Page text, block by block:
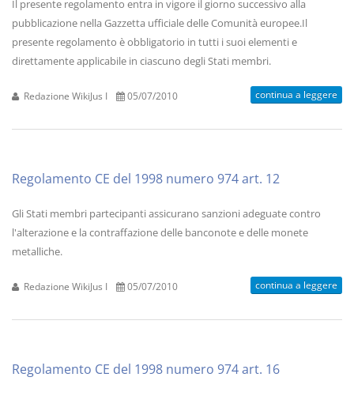
Il presente regolamento entra in vigore il giorno successivo alla
pubblicazione nella Gazzetta ufficiale delle Comunità europee.Il
presente regolamento è obbligatorio in tutti i suoi elementi e
direttamente applicabile in ciascuno degli Stati membri.
Redazione WikiJus I 05/07/2010 continua a leggere
Regolamento CE del 1998 numero 974 art. 12
Gli Stati membri partecipanti assicurano sanzioni adeguate contro
l'alterazione e la contraffazione delle banconote e delle monete
metalliche.
Redazione WikiJus I 05/07/2010 continua a leggere
Regolamento CE del 1998 numero 974 art. 16